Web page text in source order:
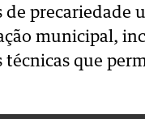
precariedade
municipal,
que